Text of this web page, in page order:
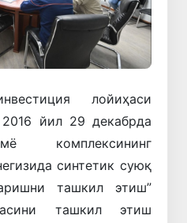
лойиҳаси
2016 йил 29 декабрда
комплексининг
синтетик суюқ
ташкил этиш”
ташкил этиш